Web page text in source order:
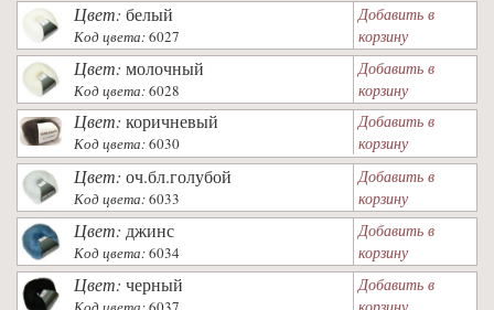
Цвет: белый
Код цвета:6027
Добавить в
корзину
Цвет: молочный
Код цвета:6028
Добавить в
корзину
Цвет: коричневый
Код цвета:6030
Добавить в
корзину
Цвет: оч.бл.голубой
Код цвета:6033
Добавить в
корзину
Цвет: джинс
Код цвета:6034
Добавить в
корзину
Цвет: черный
Добавить в
корзину